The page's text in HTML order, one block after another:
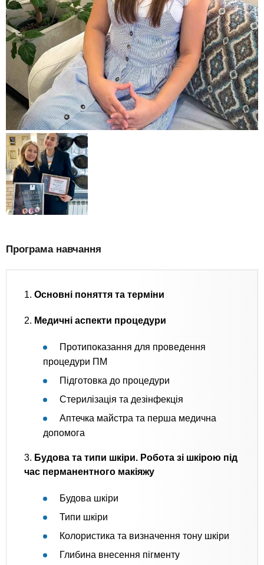
Програма навчання
1. Основні поняття та терміни
2. Медичні аспекти процедури
Протипоказання для проведення
процедури ПМ
Підготовка до процедури
Стерилізація та дезінфекція
Аптечка майстра та перша медична
допомога
3. Будова та типи шкіри. Робота зі шкірою під
час перманентного макіяжу
Будова шкіри
Типи шкіри
Колористика та визначення тону шкіри
Глибина внесення пігменту